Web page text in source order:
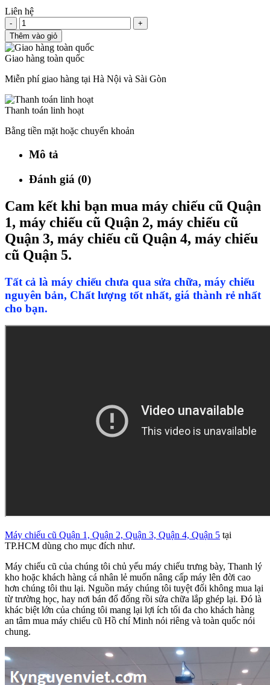
Liên hệ
-
+
Thêm vào giỏ
Giao hàng toàn quốc
Miễn phí giao hàng tại Hà Nội và Sài Gòn
Thanh toán linh hoạt
Bằng tiền mặt hoặc chuyển khoản
Mô tả
Đánh giá (0)
Cam kết khi bạn mua máy chiếu cũ Quận
1, máy chiếu cũ Quận 2, máy chiếu cũ
Quận 3, máy chiếu cũ Quận 4, máy chiếu
cũ Quận 5.
Tất cả là máy chiếu chưa qua sửa chữa, máy chiếu
nguyên bản, Chất lượng tốt nhất, giá thành rẻ nhất
cho bạn.
Máy chiếu cũ Quận 1, Quận 2, Quận 3, Quận 4, Quận 5 tại
TP.HCM dùng cho mục đích như.
Máy chiếu cũ của chúng tôi chủ yếu máy chiếu trưng bày, Thanh lý
kho hoặc khách hàng cá nhân lẻ muốn nâng cấp máy lên đời cao
hơn chúng tôi thu lại. Nguồn máy chúng tôi tuyệt đối không mua lại
từ trường học, hay nơi bán đổ đống rồi sửa chữa lắp ghép lại. Đó là
khác biệt lớn của chúng tôi mang lại lợi ích tối đa cho khách hàng
an tâm mua máy chiếu cũ Hồ chí Minh nói riêng và toàn quốc nói
chung.